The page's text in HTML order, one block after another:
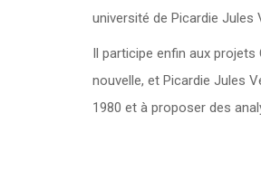
université de Picardie Jules
Il participe enfin aux
nouvelle, et Picardie Jules
1980 et à proposer des